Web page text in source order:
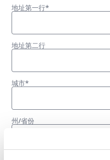
地址第一行*
地址第二行
城市*
州/省份